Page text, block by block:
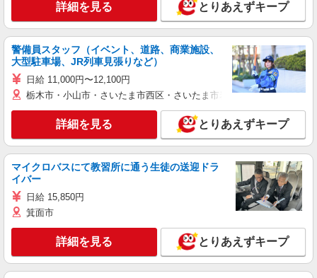
詳細を見る とりあえずキープ
警備員スタッフ（イベント、道路、商業施設、
大型駐車場、JR列車見張りなど）
日給 11,000円〜12,100円
栃木市・小山市・さいたま市西区・さいたま市岩槻区・久喜市・蓮田
詳細を見る とりあえずキープ
マイクロバスにて教習所に通う生徒の送迎ドラ
イバー
日給 15,850円
箕面市
詳細を見る とりあえずキープ